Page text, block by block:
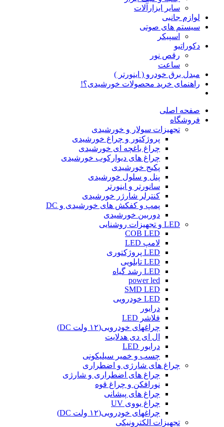
سایر ابزارآلات
لوازم جانبی
سیستم های صوتی
اسپیکر
دکوراتیو
رقص نور
ساعت
مبدل برق خودرو ( اینورتر )
راهنمای خرید محصولات خورشیدی؟!
صفحه اصلی
فروشگاه
تجهیزات سولار و خورشیدی
پروژکتور و چراغ خورشیدی
چراغ باغچه ای خورشیدی
چراغ های دیوارکوب خورشیدی
پکیج خورشیدی
پنل و سلول خورشیدی
سانورتر و اینورتر
کنترلر شارژر خورشیدی
پمپ و کفکش های خورشیدی و DC
دوربین خورشیدی
LED و تجهیزات روشنایی
COB LED
لامپ LED
LED پروژکتوری
LED تابلویی
LED رشد گیاه
power led
SMD LED
LED خودرویی
درایور
فلاشر LED
چراغهای خودرویی(۱۲ ولت DC)
ال ای دی هدلایت
درایور LED
چسب و خمیر سیلیکونی
چراغ های شارژی و اضطراری
چراغ های اضطراری و شارژی
نورافکن و چراغ قوه
چراغ های پیشانی
چراغ یووی UV
چراغهای خودرویی(۱۲ ولت DC)
تجهیزات الکترونیکی